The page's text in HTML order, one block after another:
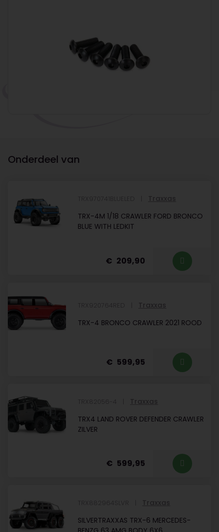
Onderdeel van
TRX970741BLUELED
Traxxas
TRX-4M 1/18 CRAWLER FORD BRONCO
BLUE WITH LEDKIT
209,90
TRX920764RED
Traxxas
TRX-4 BRONCO CRAWLER 2021 ROOD
599,95
TRX82056-4
Traxxas
TRX4 LAND ROVER DEFENDER CRAWLER
ZILVER
599,95
TRX882964SLVR
Traxxas
SILVERTRAXXAS TRX-6 MERCEDES-